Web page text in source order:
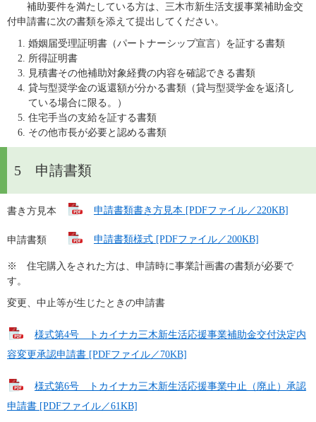
補助要件を満たしている方は、三木市新生活支援事業補助金交
付申請書に次の書類を添えて提出してください。
婚姻届受理証明書（パートナーシップ宣言）を証する書類
所得証明書
見積書その他補助対象経費の内容を確認できる書類
貸与型奨学金の返還額が分かる書類（貸与型奨学金を返済し
ている場合に限る。）
住宅手当の支給を証する書類
その他市長が必要と認める書類
5 申請書類
書き方見本 申請書類書き方見本 [PDFファイル／220KB]
申請書類 申請書類様式 [PDFファイル／200KB]
※　住宅購入をされた方は、申請時に事業計画書の書類が必要で
す。
変更、中止等が生じたときの申請書
様式第4号　トカイナカ三木新生活応援事業補助金交付決定内
容変更承認申請書 [PDFファイル／70KB]
様式第6号　トカイナカ三木新生活応援事業中止（廃止）承認
申請書 [PDFファイル／61KB]